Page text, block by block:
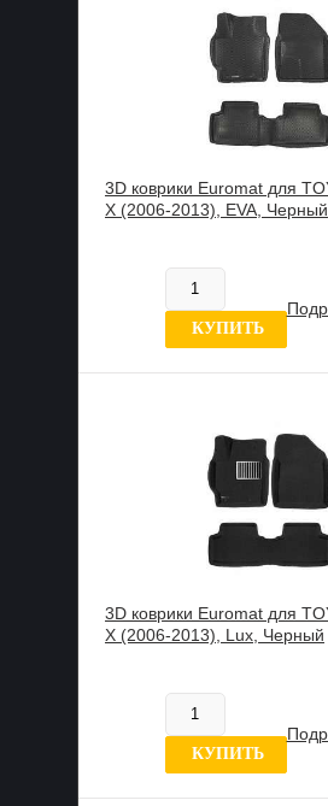
3D коврики Euromat для
X (2006-2013), EVA, Черный
В наличии
6 отзывов
КУПИТЬ
3D коврики Euromat для
X (2006-2013), Lux, Черный
В наличии
6 отзывов
КУПИТЬ